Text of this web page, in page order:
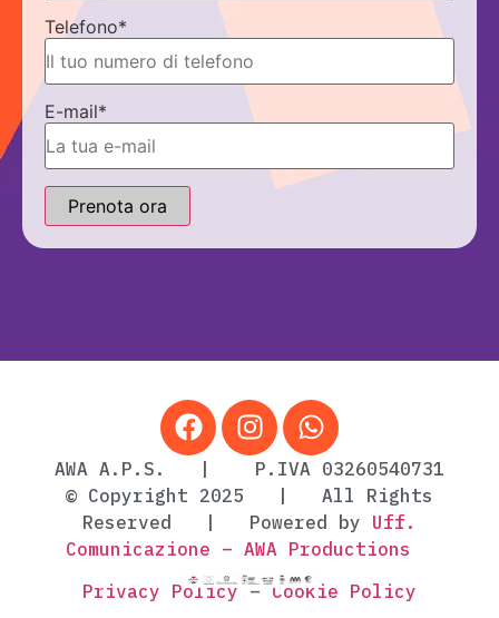
Telefono*
E-mail*
Prenota ora
AWA A.P.S. | P.IVA 03260540731
© Copyright 2025 | All Rights
Reserved | Powered by Uff.
Comunicazione – AWA Productions
Privacy Policy –Cookie Policy